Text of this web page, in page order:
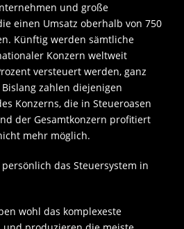
und große
einen Umsatz oberhalb von 750
Künftig werden sämtliche
Konzern weltweit
versteuert werden, ganz
zahlen diejenigen
Konzerns, die in Steueroasen
der Gesamtkonzern profitiert
mehr möglich.
persönlich das Steuersystem in
wohl das komplexeste